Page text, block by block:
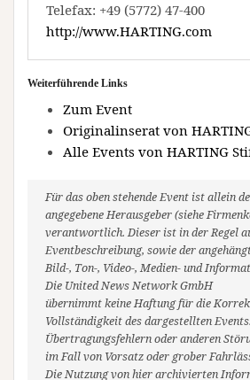
Telefax: +49 (5772) 47-400
http://www.HARTING.com
Weiterführende Links
Zum Event
Originalinserat von
Alle Events von HARTING
Für das oben stehende Event ist allein
angegebene Herausgeber (siehe
verantwortlich. Dieser ist in der Regel
Eventbeschreibung, sowie der
Bild-, Ton-, Video-, Medien- und
Die United News Network GmbH
übernimmt keine Haftung für die
Vollständigkeit des dargestellten
Übertragungsfehlern oder anderen
im Fall von Vorsatz oder grober
Die Nutzung von hier archivierten